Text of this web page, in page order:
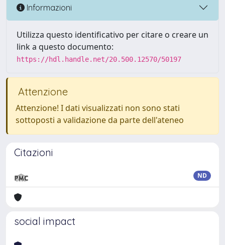
Informazioni
Utilizza questo identificativo per citare o creare un
link a questo documento:
https://hdl.handle.net/20.500.12570/50197
Attenzione
Attenzione! I dati visualizzati non sono stati
sottoposti a validazione da parte dell'ateneo
Citazioni
ND
social impact